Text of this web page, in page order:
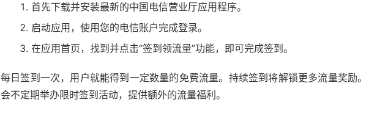
首先下载并安装最新的中国电信营业厅应用程序。
启动应用，使用您的电信账户完成登录。
在应用首页，找到并点击“签到领流量”功能，即可完成签到。
每日签到一次，用户就能得到一定数量的免费流量。持续签到将解锁更多流量奖励
会不定期举办限时签到活动，提供额外的流量福利。